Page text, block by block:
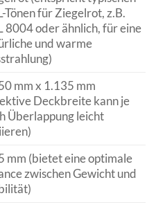
Tönen für Ziegelrot, z.B.
8004 oder ähnlich, für eine
und warme
mm x 1.135 mm
Deckbreite kann je
Überlappung leicht
mm (bietet eine optimale
zwischen Gewicht und